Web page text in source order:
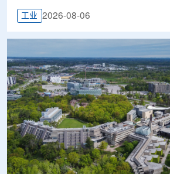
工业 2026-08-06